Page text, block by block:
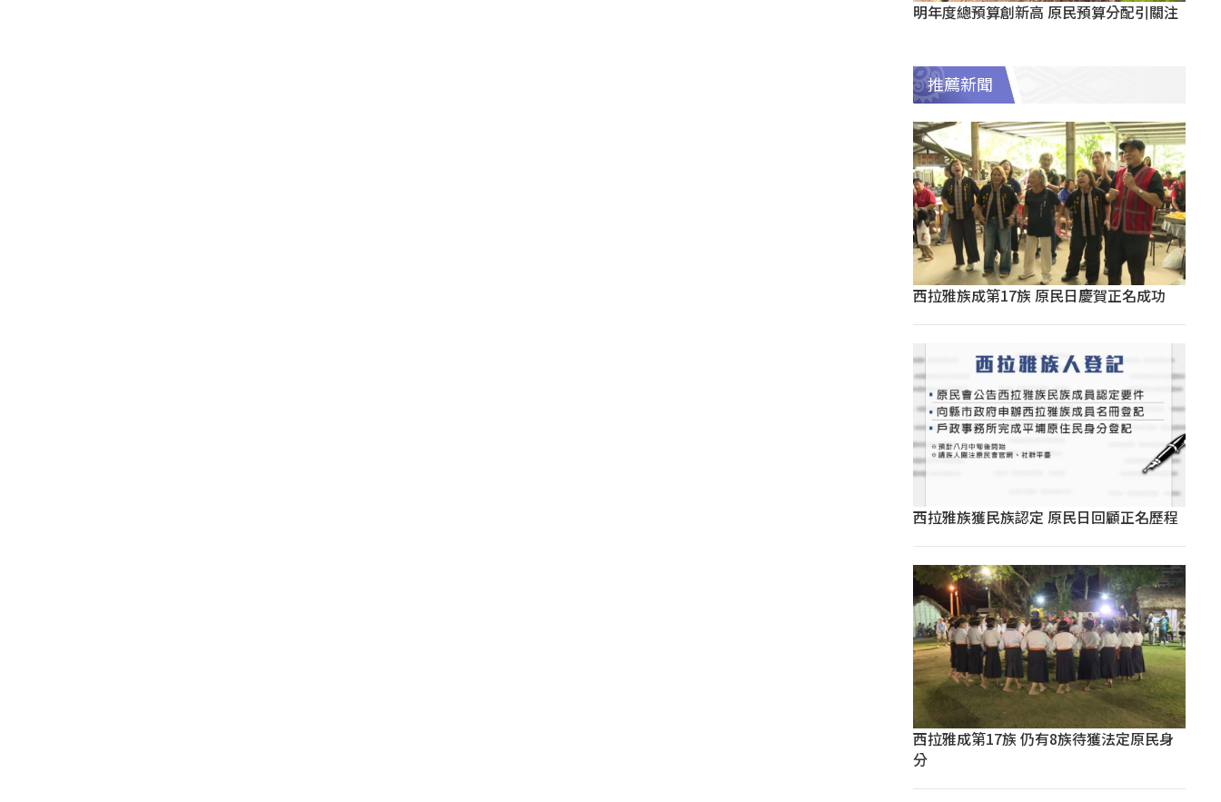
明年度總預算創新高 原民預算分配引關注
推薦新聞
西拉雅族成第17族 原民日慶賀正名成功
西拉雅族獲民族認定 原民日回顧正名歷程
西拉雅成第17族 仍有8族待獲法定原民身
分